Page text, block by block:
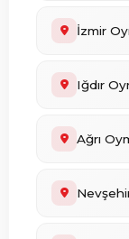
İzmir
Iğdır
Ağrı